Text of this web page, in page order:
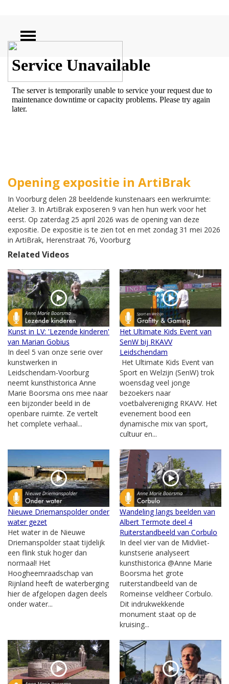
ZOEKEN
Opening expositie in ArtiBrak
In Voorburg delen 28 beeldende kunstenaars een werkruimte:
Atelier 3. In ArtiBrak exposeren 9 van hen hun werk voor het
eerst. Op zaterdag 25 april 2026 was de opening van deze
expositie. De expositie is te zien tot en met zondag 31 mei 2026
in ArtiBrak, Herenstraat 76, Voorburg
Related Videos
Kunst in LV: 'Lezende kinderen'
van Marian Gobius
In deel 5 van onze serie over
kunstwerken in
Leidschendam-Voorburg
neemt kunsthistorica Anne
Marie Boorsma ons mee naar
een bijzonder beeld in de
openbare ruimte. Ze vertelt
het complete verhaal...
Het Ultimate Kids Event van
SenW bij RKAVV
Leidschendam
Het Ultimate Kids Event van
Sport en Welzijn (SenW) trok
woensdag veel jonge
bezoekers naar
voetbalvereniging RKAVV. Het
evenement bood een
dynamische mix van sport,
cultuur en...
Nieuwe Driemanspolder onder
water gezet
Het water in de Nieuwe
Driemanspolder staat tijdelijk
een flink stuk hoger dan
normaal! Het
Hoogheemraadschap van
Rijnland heeft de waterberging
hier de afgelopen dagen deels
onder water...
Wandeling langs beelden van
Albert Termote deel 4
Ruiterstandbeeld van Corbulo
In deel vier van de Midvliet-
kunstserie analyseert
kunsthistorica @Anne Marie
Boorsma het grote
ruiterstandbeeld van de
Romeinse veldheer Corbulo.
Dit indrukwekkende
monument staat op de
kruising...